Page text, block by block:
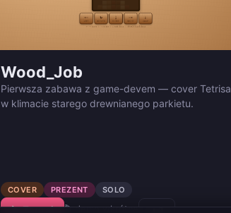
Wood_Job
Pierwsza zabawa z game-devem — cover Tetrisa
w klimacie starego drewnianego parkietu.
COVER PREZENT SOLO
▶ Zagraj 🎬 demo wkrótce ▲1